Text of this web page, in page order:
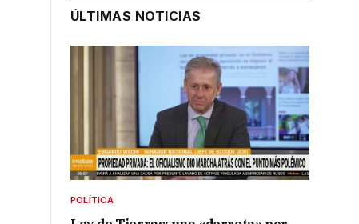
ÚLTIMAS NOTICIAS
POLÍTICA